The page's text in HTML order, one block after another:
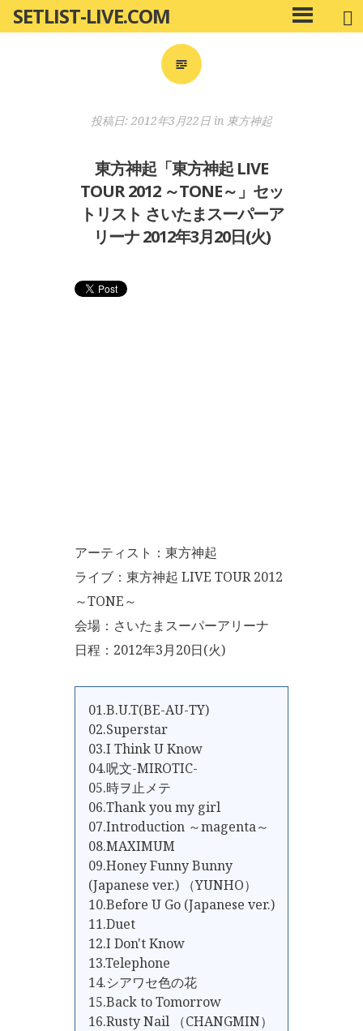
ン
SETLIST-LIVE.COM
メ
イ
投稿日: 2012年3月22日 in 東方神起
東方神起「東方神起 LIVE
TOUR 2012 ～TONE～」セッ
トリスト さいたまスーパーア
リーナ 2012年3月20日(火)
アーティスト：東方神起
ライブ：東方神起 LIVE TOUR 2012
～TONE～
会場：さいたまスーパーアリーナ
日程：2012年3月20日(火)
01.B.U.T(BE-AU-TY)
02.Superstar
03.I Think U Know
04.呪文-MIROTIC-
05.時ヲ止メテ
06.Thank you my girl
07.Introduction ～magenta～
08.MAXIMUM
09.Honey Funny Bunny
(Japanese ver.) （YUNHO）
10.Before U Go (Japanese ver.)
11.Duet
12.I Don't Know
13.Telephone
14.シアワセ色の花
15.Back to Tomorrow
16.Rusty Nail （CHANGMIN）